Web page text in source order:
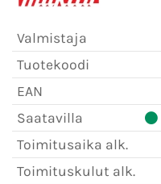
Valmistaja
Tuotekoodi
EAN
Saatavilla
Toimitusaika alk.
Toimituskulut alk.